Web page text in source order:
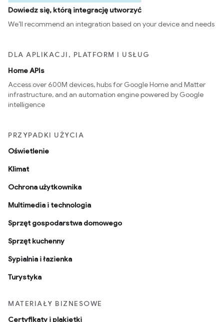
Dowiedz się, którą integrację utworzyć
We’ll recommend an integration based on your device and needs
DLA APLIKACJI, PLATFORM I USŁUG
Home APIs
Access over 600M devices, hubs for Google Home and Matter
infrastructure, and an automation engine powered by Google
intelligence
PRZYPADKI UŻYCIA
Oświetlenie
Klimat
Ochrona użytkownika
Multimedia i technologia
Sprzęt gospodarstwa domowego
Sprzęt kuchenny
Sypialnia i łazienka
Turystyka
MATERIAŁY BIZNESOWE
Certyfikaty i plakietki